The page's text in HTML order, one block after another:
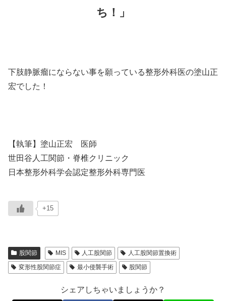
ち！」
下肢静脈瘤にならない事を願っている整形外科医の塗山正
宏でした！
【執筆】塗山正宏 医師
世田谷人工関節・脊椎クリニック
日本整形外科学会認定整形外科専門医
+15
股関節 MIS 人工股関節
人工股関節置換術
変形性股関節症
最小侵襲手術 股関節
シェアしちゃいましょうか？